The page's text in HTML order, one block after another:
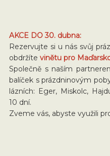
AKCE DO 30. dubna:
Rezervujte si u nás svůj
obdržíte vinětu pro
Společně s naším
balíček s prázdninovým
lázních: Eger, Miskolc,
10 dní.
Zveme vás, abyste využili